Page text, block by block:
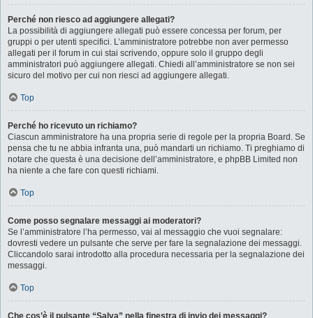
Perché non riesco ad aggiungere allegati?
La possibilità di aggiungere allegati può essere concessa per forum, per
gruppi o per utenti specifici. L’amministratore potrebbe non aver permesso
allegati per il forum in cui stai scrivendo, oppure solo il gruppo degli
amministratori può aggiungere allegati. Chiedi all’amministratore se non sei
sicuro del motivo per cui non riesci ad aggiungere allegati.
Top
Perché ho ricevuto un richiamo?
Ciascun amministratore ha una propria serie di regole per la propria Board. Se
pensa che tu ne abbia infranta una, può mandarti un richiamo. Ti preghiamo di
notare che questa è una decisione dell’amministratore, e phpBB Limited non
ha niente a che fare con questi richiami.
Top
Come posso segnalare messaggi ai moderatori?
Se l’amministratore l’ha permesso, vai al messaggio che vuoi segnalare:
dovresti vedere un pulsante che serve per fare la segnalazione dei messaggi.
Cliccandolo sarai introdotto alla procedura necessaria per la segnalazione dei
messaggi.
Top
Che cos’è il pulsante “Salva” nella finestra di invio dei messaggi?